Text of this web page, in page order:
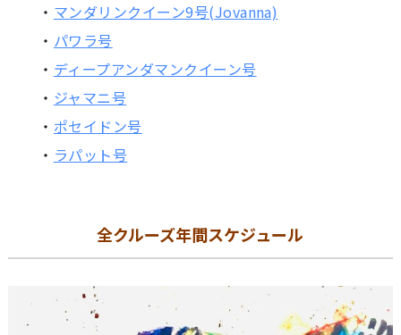
・ マンダリンクイーン9号(Jovanna)
・ パワラ号
・ ディープアンダマンクイーン号
・ ジャマニ号
・ ポセイドン号
・ ラパット号
全クルーズ年間スケジュール